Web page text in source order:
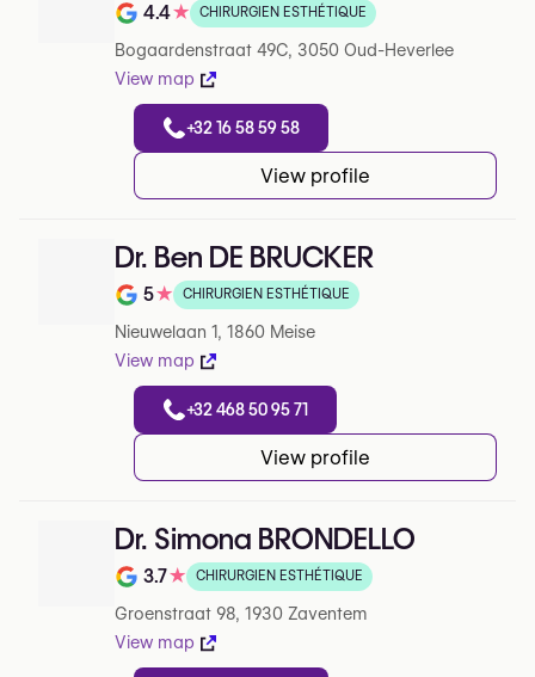
Note de 4.4 sur 5 sur Google
4.4★ CHIRURGIEN ESTHÉTIQUE
Bogaardenstraat 49C, 3050 Oud-Heverlee
View map
+32 16 58 59 58
View profile
Dr. Ben DE BRUCKER
Note de 5 sur 5 sur Google
5★ CHIRURGIEN ESTHÉTIQUE
Nieuwelaan 1, 1860 Meise
View map
+32 468 50 95 71
View profile
Dr. Simona BRONDELLO
Note de 3.7 sur 5 sur Google
3.7★ CHIRURGIEN ESTHÉTIQUE
Groenstraat 98, 1930 Zaventem
View map